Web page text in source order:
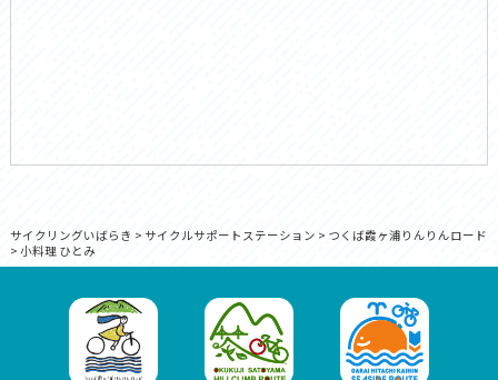
サイクリングいばらき > サイクルサポートステーション > つくば霞ヶ浦りんりんロード
> 小料理 ひとみ